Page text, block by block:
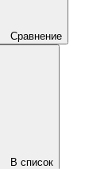
Сравнение
В список